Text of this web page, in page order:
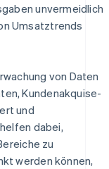
unvermeidlich
Umsatztrends
von Daten
Kundenakquise-
und
dabei,
zu
werden können,